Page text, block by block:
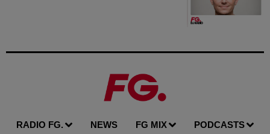
RADIO FG. NEWS FG MIX PODCASTS